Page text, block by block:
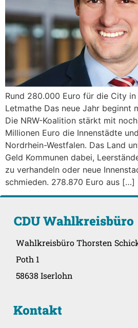
Rund 280.000 Euro für die City
Letmathe Das neue Jahr beginnt
Die NRW-Koalition stärkt mit
Millionen Euro die Innenstädte
Nordrhein-Westfalen. Das Land
Geld Kommunen dabei,
zu verhandeln oder neue
schmieden. 278.870 Euro aus […]
CDU Wahlkreisbüro
Wahlkreisbüro Thorsten
Poth 1
58638 Iserlohn
Kontakt